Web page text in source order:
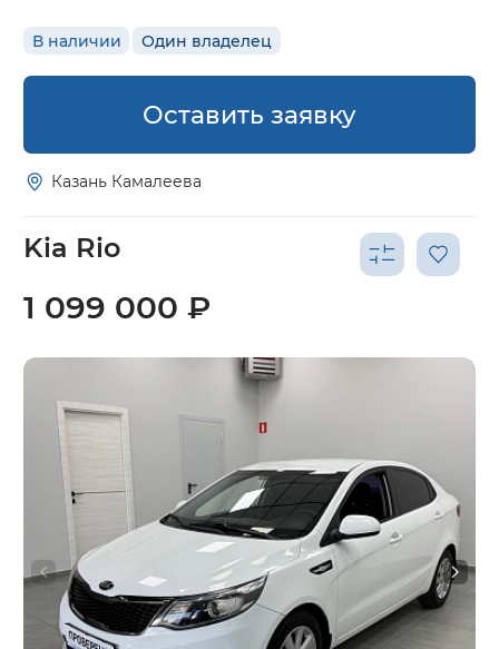
В наличии Один владелец
Оставить заявку
Казань Камалеева
Kia Rio
1 099 000 ₽